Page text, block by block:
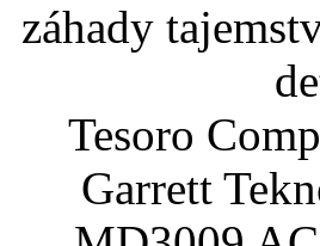
záhady
Tesoro
Garrett